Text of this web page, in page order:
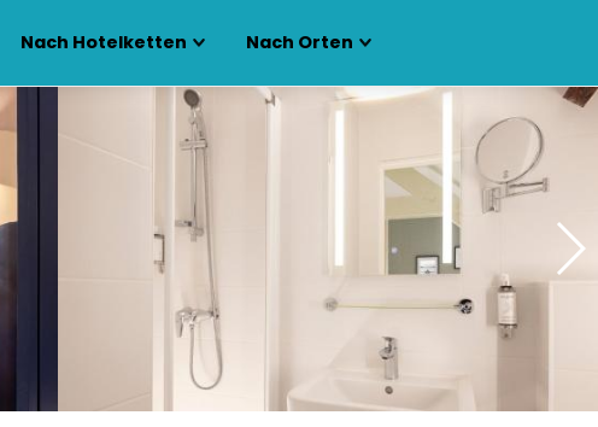
Nach Hotelketten Nach Orten